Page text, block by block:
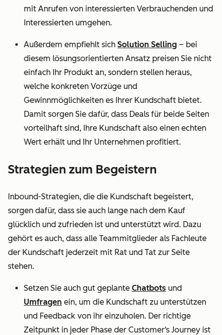
mit Anrufen von interessierten Verbrauchenden und
Interessierten umgehen.
Außerdem empfiehlt sich Solution Selling – bei
diesem lösungsorientierten Ansatz preisen Sie nicht
einfach Ihr Produkt an, sondern stellen heraus,
welche konkreten Vorzüge und
Gewinnmöglichkeiten es Ihrer Kundschaft bietet.
Damit sorgen Sie dafür, dass Deals für beide Seiten
vorteilhaft sind, Ihre Kundschaft also einen echten
Wert erhält und Ihr Unternehmen profitiert.
Strategien zum Begeistern
Inbound-Strategien, die die Kundschaft begeistert,
sorgen dafür, dass sie auch lange nach dem Kauf
glücklich und zufrieden ist und unterstützt wird. Dazu
gehört es auch, dass alle Teammitglieder als Fachleute
der Kundschaft jederzeit mit Rat und Tat zur Seite
stehen.
Setzen Sie auch gut geplante Chatbots und
Umfragen ein, um die Kundschaft zu unterstützen
und Feedback von ihr einzuholen. Der richtige
Zeitpunkt in jeder Phase der Customer‘s Journey ist